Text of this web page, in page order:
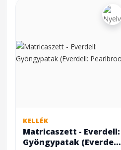
KELLÉK
Matricaszett - Everdell:
Gyöngypatak (Everdell: